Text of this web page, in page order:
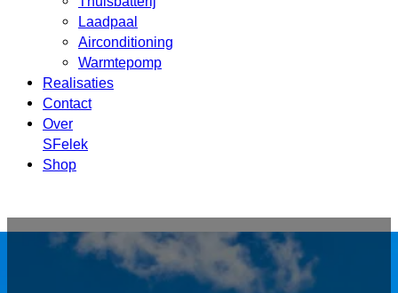
Laadpaal
Airconditioning
Warmtepomp
Realisaties
Contact
Over
SFelek
Shop